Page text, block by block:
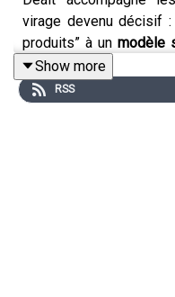
virage devenu décisif :
produits” à un modèle
la plateforme permet de
offres de services à
entretien, réparation…)
Show more
RSS